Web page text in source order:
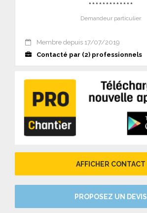
*************
Demandeur particulier
Membre depuis 17/07/2019
Contacté par (2) professionnels
AFFICHER CONTACT
PROPOSEZ UN DEVIS